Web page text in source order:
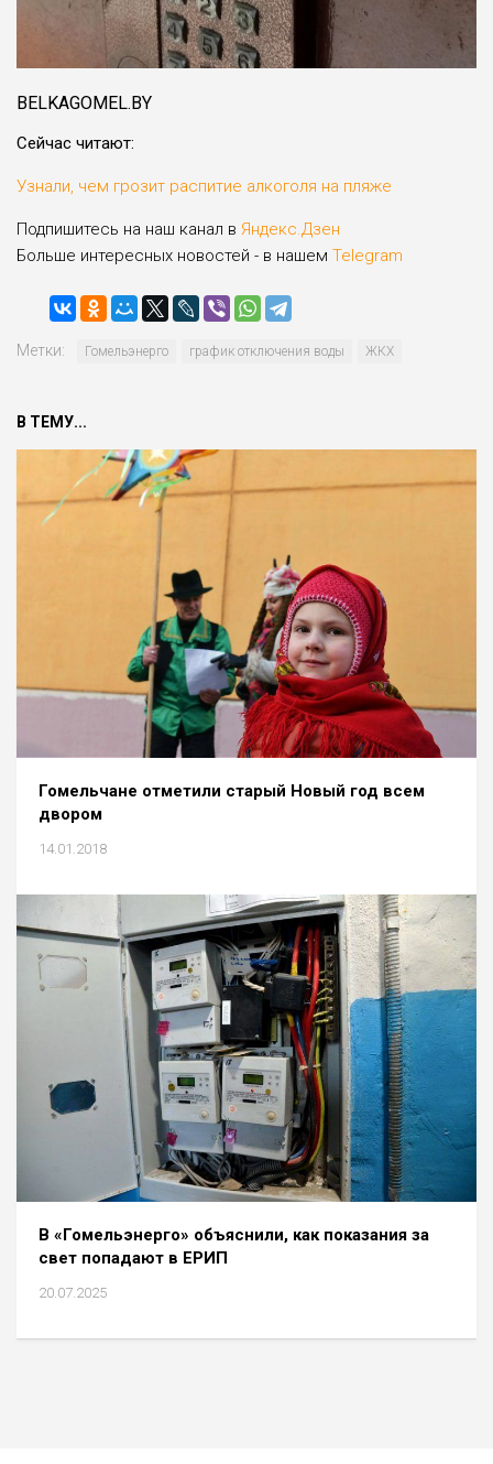
BELKAGOMEL.BY
Сейчас читают:
Узнали, чем грозит распитие алкоголя на пляже
Подпишитесь на наш канал в Яндекс.Дзен
Больше интересных новостей - в нашем Telegram
Метки: Гомельэнерго график отключения воды ЖКХ
В ТЕМУ...
Гомельчане отметили старый Новый год всем
двором
14.01.2018
В «Гомельэнерго» объяснили, как показания за
свет попадают в ЕРИП
20.07.2025